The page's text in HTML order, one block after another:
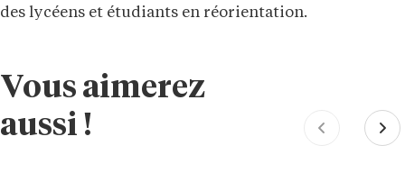
des lycéens et étudiants en réorientation.
Vous aimerez
aussi !